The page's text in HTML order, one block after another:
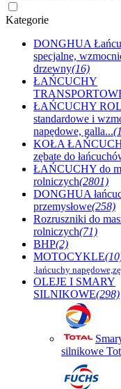
Kategorie
DONGHUA
specjalne,
drzewny(16)
ŁAŃCUCHY
ŁAŃCUCHY
standardowe i
napędowe, galla...
KOŁA
zębate do
ŁAŃCUCHY do
rolniczych(2801)
DONGHUA
przemysłowe(258)
Rozruszniki do
rolniczych(71)
BHP(2)
MOTOCYKLE
,łańcuchy
OLEJE I SMARY
SILNIKOWE(298)
silnikowe